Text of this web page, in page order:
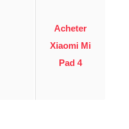
Acheter
Xiaomi Mi
Pad 4